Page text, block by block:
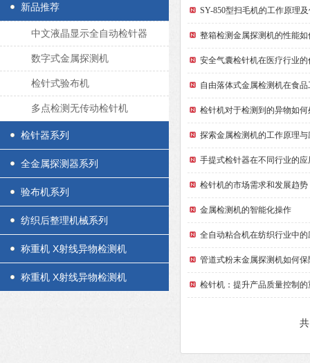
新品推荐
中文液晶显示全自动检针器
数字式金属探测机
检针式验布机
多点检测无传动检针机
检针器系列
全金属探测器系列
验布机系列
纺织后整理机械系列
称重机 X射线异物检测机
称重机 X射线异物检测机
SY-850型扫毛机的工作原理
整箱检测金属探测机的性能如
安全气囊检针机在医疗行业
自由落体式金属检测机在食
检针机对于检测到的异物如何
探索金属检测机的工作原理与
手提式检针器在不同行业的应
检针机的市场需求和发展趋势
金属检测机的智能化操作
全自动粘合机在纺织行业中的
管道式粉末金属探测机如何
检针机：提升产品质量控制的